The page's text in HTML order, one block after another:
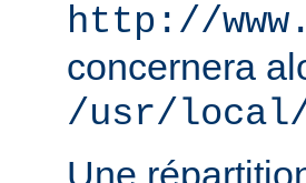
http://
concernera
/usr/local/
Une